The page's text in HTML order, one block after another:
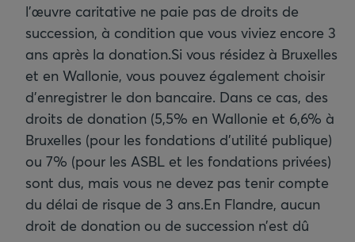
l'œuvre caritative ne paie pas de droits de
succession, à condition que vous viviez encore 3
ans après la donation.Si vous résidez à Bruxelles
et en Wallonie, vous pouvez également choisir
d’enregistrer le don bancaire. Dans ce cas, des
droits de donation (5,5% en Wallonie et 6,6% à
Bruxelles (pour les fondations d’utilité publique)
ou 7% (pour les ASBL et les fondations privées)
sont dus, mais vous ne devez pas tenir compte
du délai de risque de 3 ans.En Flandre, aucun
droit de donation ou de succession n’est dû